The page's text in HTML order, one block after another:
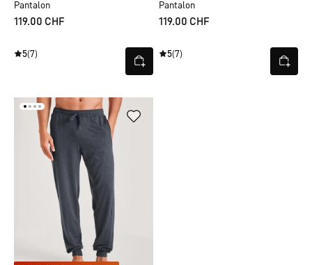
Pantalon
119.00 CHF
5(7)
Pantalon
119.00 CHF
5(7)